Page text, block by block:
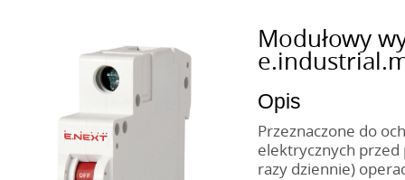
Modułowy
Opis
Przeznaczone do
elektrycznych przed
razy dziennie)